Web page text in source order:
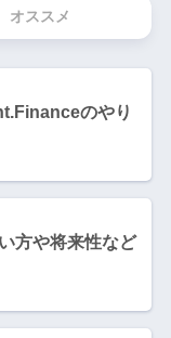
オススメ
のやり
方や将来性など